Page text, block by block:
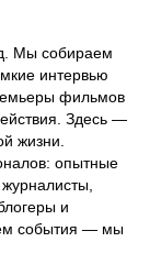
Мы собираем
интервью
фильмов
Здесь —
жизни.
опытные
и
события — мы